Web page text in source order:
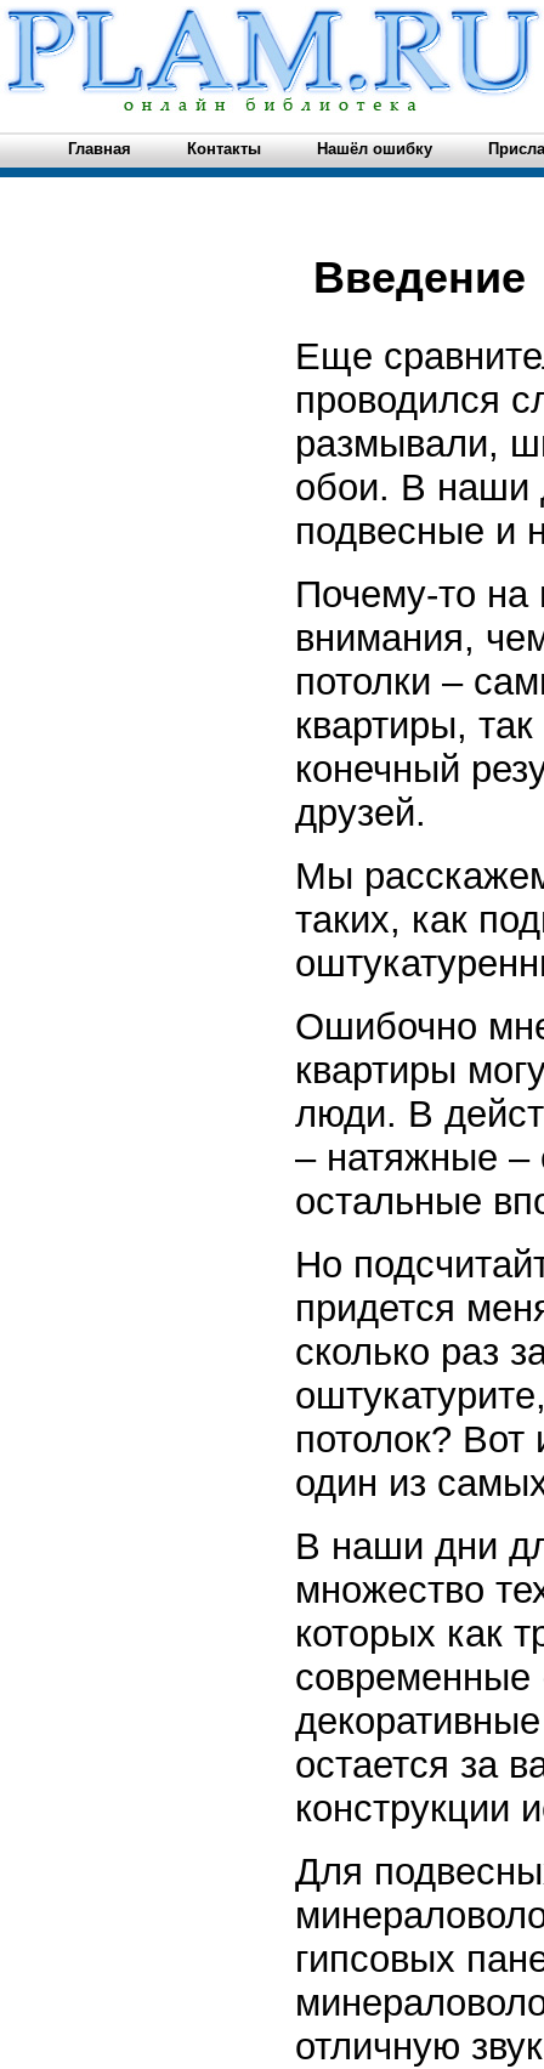
Главная Контакты Нашёл ошибку
Введение
Еще
проводился
размывали,
обои. В наши
подвесные и
Почему-то на
внимания,
потолки –
квартиры,
конечный
друзей.
Мы
таких, как
Ошибочно
квартиры
люди. В
– натяжные –
остальные
Но
придется
сколько раз
потолок? Вот
один из
В наши дни
множество
которых как
современные
остается за
конструкции
Для
гипсовых
отличную